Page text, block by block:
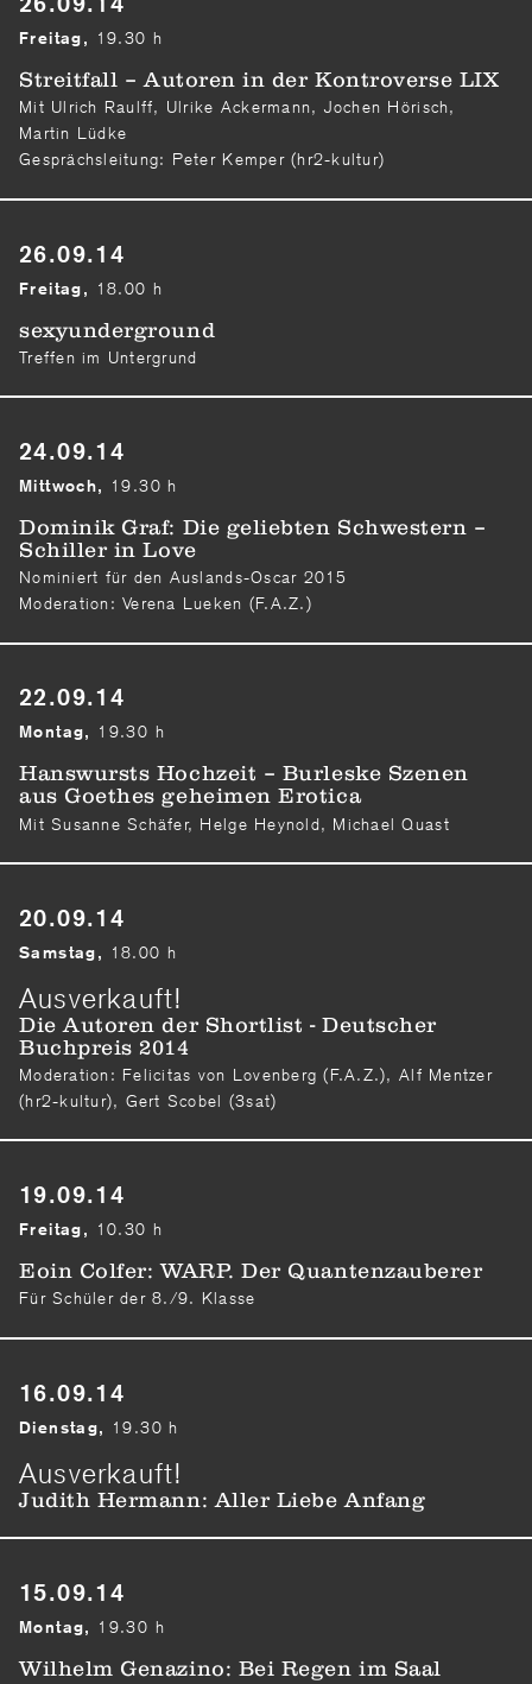
Freitag, 19.30 h
Streitfall – Autoren in der Kontroverse LIX
Mit Ulrich Raulff, Ulrike Ackermann, Jochen Hörisch,
Martin Lüdke
Gesprächsleitung: Peter Kemper (hr2-kultur)
26.09.14
Freitag, 18.00 h
sexyunderground
Treffen im Untergrund
24.09.14
Mittwoch, 19.30 h
Dominik Graf: Die geliebten Schwestern –
Schiller in Love
Nominiert für den Auslands-Oscar 2015
Moderation: Verena Lueken (F.A.Z.)
22.09.14
Montag, 19.30 h
Hanswursts Hochzeit – Burleske Szenen
aus Goethes geheimen Erotica
Mit Susanne Schäfer, Helge Heynold, Michael Quast
20.09.14
Samstag, 18.00 h
Ausverkauft!
Die Autoren der Shortlist - Deutscher
Buchpreis 2014
Moderation: Felicitas von Lovenberg (F.A.Z.), Alf Mentzer
(hr2-kultur), Gert Scobel (3sat)
19.09.14
Freitag, 10.30 h
Eoin Colfer: WARP. Der Quantenzauberer
Für Schüler der 8./9. Klasse
16.09.14
Dienstag, 19.30 h
Ausverkauft!
Judith Hermann: Aller Liebe Anfang
15.09.14
Montag, 19.30 h
Wilhelm Genazino: Bei Regen im Saal